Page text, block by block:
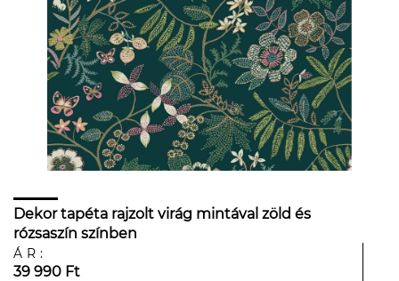
Dekor tapéta rajzolt virág mintával zöld és
rózsaszín színben
ÁR:
39 990 Ft